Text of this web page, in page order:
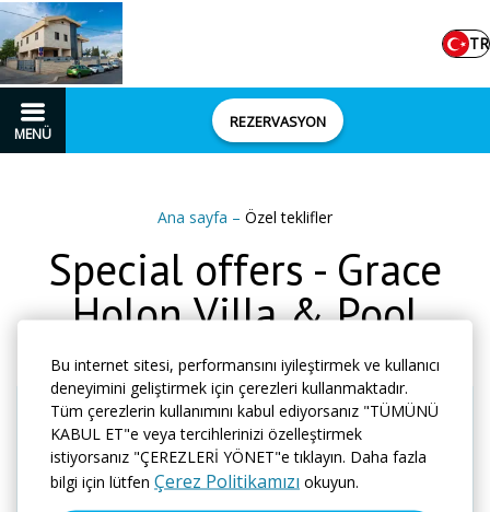
Bu internet sitesi, performansını iyileştirmek ve kullanıcı
deneyimini geliştirmek için çerezleri kullanmaktadır.
Tüm çerezlerin kullanımını kabul ediyorsanız "TÜMÜNÜ
KABUL ET"e veya tercihlerinizi özelleştirmek
istiyorsanız "ÇEREZLERİ YÖNET"e tıklayın. Daha fazla
bilgi için lütfen Çerez Politikamızı okuyun.
TR
MENÜ
REZERVASYON
Ana sayfa – Özel teklifler
Special offers - Grace
Holon Villa & Pool